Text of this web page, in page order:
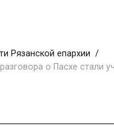
Рязанской епархии
о Пасхе стали